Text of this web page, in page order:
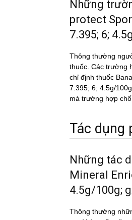
Những
protect
7.395; 6;
Thông thường
thuốc. Các trường
chỉ định thuốc
7.395; 6; 4.5g/
mà trường hợp
Tác dụng
Những tác
Mineral
4.5g/100g;
Thông thường